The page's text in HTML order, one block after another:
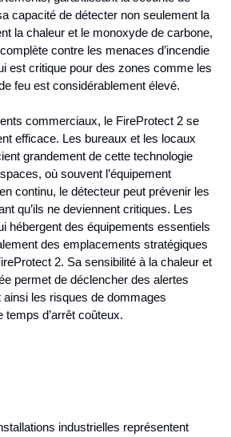
capacité de détecter non seulement la
la chaleur et le monoxyde de carbone,
contre les menaces d’incendie
est critique pour des zones comme les
feu est considérablement élevé.
commerciaux, le FireProtect 2 se
efficace. Les bureaux et les locaux
grandement de cette technologie
où souvent l’équipement
continu, le détecteur peut prévenir les
qu’ils ne deviennent critiques. Les
hébergent des équipements essentiels
des emplacements stratégiques
2. Sa sensibilité à la chaleur et
permet de déclencher des alertes
les risques de dommages
d’arrêt coûteux.
industrielles représentent